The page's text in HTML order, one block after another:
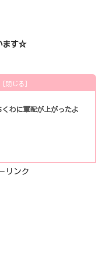
ます☆
わに軍配が上がったよ
リンク